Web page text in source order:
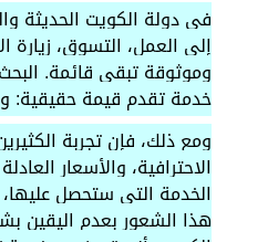
في دولة الكويت الحديثة
إلى العمل، التسوق،
وموثوقة تبقى قائمة.
خدمة تقدم قيمة حقيقية:
ومع ذلك، فإن تجربة
الاحترافية، والأسعار
الخدمة التي ستحصل
هذا الشعور بعدم اليقين